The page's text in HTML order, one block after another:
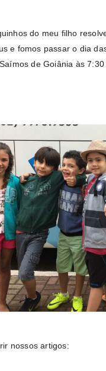
do meu filho
e fomos passar o dia
de Goiânia às
nossos artigos: